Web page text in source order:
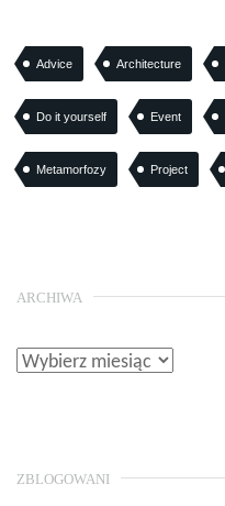
Advice Architecture
Do it yourself Event
Metamorfozy Project
ARCHIWA
ZBLOGOWANI